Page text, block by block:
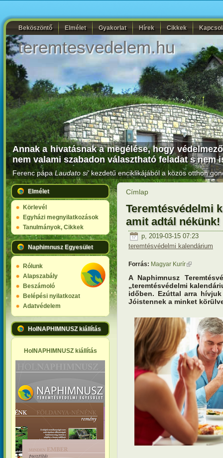
Beköszöntő Elmélet Gyakorlat Hírek Cikkek
teremtesvedelem.hu
Annak a hivatásnak a megélése, hogy
nem valami szabadon választható feladat s
Ferenc pápaLaudato si'kezdetű enciklikájából a közös otthon
Elmélet
Körlevél
Egyházi megnyilatkozások
Tanulmányok, Cikkek
Naphimnusz Egyesület
Rólunk
Alapszabály
Beszámoló
Belépési nyilatkozat
Adatvédelem
HolNAPHIMNUSZ kiállítás
HolNAPHIMNUSZ kiállítás
Címlap
Teremtésvédelmi
amit adtál nékünk!
p, 2019-03-15 07:23
teremtésvédelmi kalendárium
Forrás: Magyar Kurír(külső
A Naphimnusz
„teremtésvédelmi
időben. Ezúttal arra
Jóistennek a minket